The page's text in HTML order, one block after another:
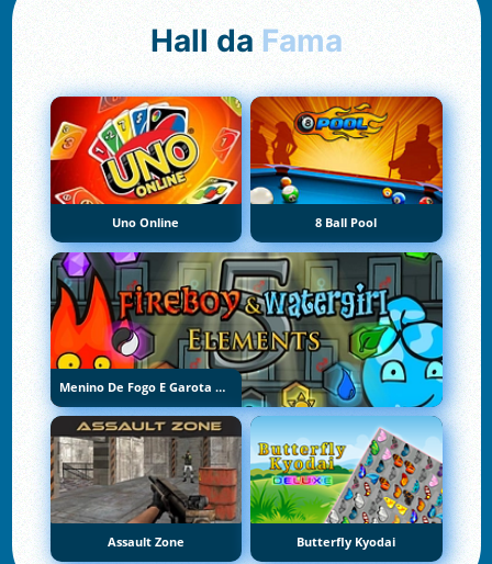
Hall da Fama
Uno Online 8 Ball Pool
Menino De Fogo E Garota De Água 5: Elementos
Assault Zone Butterfly Kyodai